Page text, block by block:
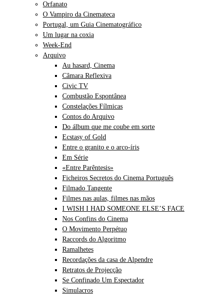
Orfanato
O Vampiro da Cinemateca
Portugal, um Guia Cinematográfico
Um lugar na coxia
Week-End
Arquivo
Au hasard, Cinema
Câmara Reflexiva
Civic TV
Combustão Espontânea
Constelações Fílmicas
Contos do Arquivo
Do álbum que me coube em sorte
Ecstasy of Gold
Entre o granito e o arco-íris
Em Série
«Entre Parêntesis»
Ficheiros Secretos do Cinema Português
Filmado Tangente
Filmes nas aulas, filmes nas mãos
I WISH I HAD SOMEONE ELSE’S FACE
Nos Confins do Cinema
O Movimento Perpétuo
Raccords do Algoritmo
Ramalhetes
Recordações da casa de Alpendre
Retratos de Projecção
Se Confinado Um Espectador
Simulacros